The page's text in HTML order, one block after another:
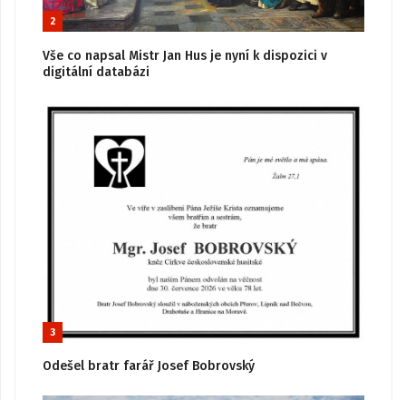
2
Vše co napsal Mistr Jan Hus je nyní k dispozici v
digitální databázi
3
Odešel bratr farář Josef Bobrovský